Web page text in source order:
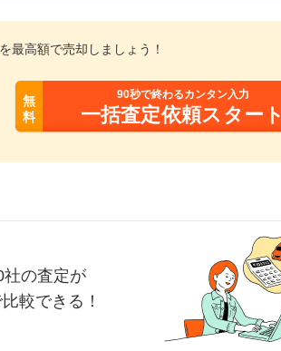
最高額で売却しましょう！
無
料
90秒で終わるカンタン入力
一括査定依頼スタート
社の査定が
較できる！